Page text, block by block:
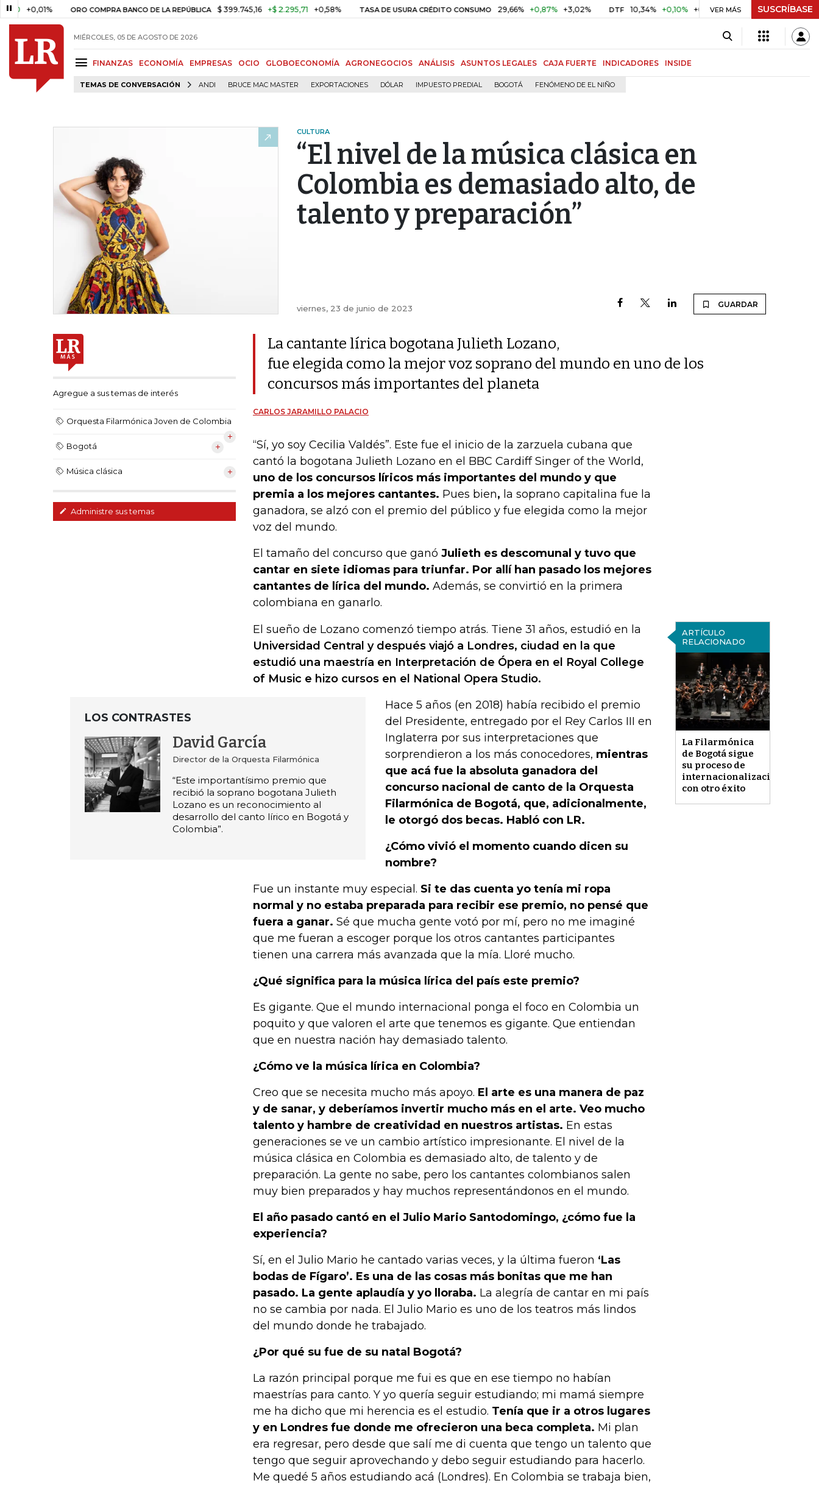
ORO COMPRA BANCO DE LA REPÚBLICA $ 399.745,16 +$ 2.295,71 +0,58% TASA DE USURA CRÉDITO CONSUMO 29,66% +0,87% +3,02% DTF 10,34% +0,10% +0,98% UVR $ 416,86 +$ 0,05
VER MÁS SUSCRÍBASE
MIÉRCOLES, 05 DE AGOSTO DE 2026
FINANZAS ECONOMÍA EMPRESAS OCIO GLOBOECONOMÍA AGRONEGOCIOS ANÁLISIS ASUNTOS LEGALES CAJA FUERTE INDICADORES INSIDE
TEMAS DE CONVERSACIÓN ANDI BRUCE MAC MASTER EXPORTACIONES DÓLAR IMPUESTO PREDIAL BOGOTÁ FENÓMENO DE EL NIÑO
CULTURA
“El nivel de la música clásica en
Colombia es demasiado alto, de
talento y preparación”
viernes, 23 de junio de 2023 GUARDAR
Agregue a sus temas de interés
Orquesta Filarmónica Joven de Colombia
Bogotá
Música clásica
Administre sus temas
La cantante lírica bogotana Julieth Lozano,
fue elegida como la mejor voz soprano del mundo en uno de los
concursos más importantes del planeta
CARLOS JARAMILLO PALACIO
“Sí, yo soy Cecilia Valdés”. Este fue el inicio de la zarzuela cubana que
cantó la bogotana Julieth Lozano en el BBC Cardiff Singer of the World,
uno de los concursos líricos más importantes del mundo y que
premia a los mejores cantantes. Pues bien, la soprano capitalina fue la
ganadora, se alzó con el premio del público y fue elegida como la mejor
voz del mundo.
El tamaño del concurso que ganó Julieth es descomunal y tuvo que
cantar en siete idiomas para triunfar. Por allí han pasado los mejores
cantantes de lírica del mundo. Además, se convirtió en la primera
colombiana en ganarlo.
ARTÍCULO
RELACIONADO
La Filarmónica
de Bogotá sigue
su proceso de
internacionalización
con otro éxito
El sueño de Lozano comenzó tiempo atrás. Tiene 31 años, estudió en la
Universidad Central y después viajó a Londres, ciudad en la que
estudió una maestría en Interpretación de Ópera en el Royal College
of Music e hizo cursos en el National Opera Studio.
LOS CONTRASTES
David García
Director de la Orquesta Filarmónica
“Este importantísimo premio que
recibió la soprano bogotana Julieth
Lozano es un reconocimiento al
desarrollo del canto lírico en Bogotá y
Colombia”.
Hace 5 años (en 2018) había recibido el premio
del Presidente, entregado por el Rey Carlos III en
Inglaterra por sus interpretaciones que
sorprendieron a los más conocedores, mientras
que acá fue la absoluta ganadora del
concurso nacional de canto de la Orquesta
Filarmónica de Bogotá, que, adicionalmente,
le otorgó dos becas. Habló con LR.
¿Cómo vivió el momento cuando dicen su
nombre?
Fue un instante muy especial. Si te das cuenta yo tenía mi ropa
normal y no estaba preparada para recibir ese premio, no pensé que
fuera a ganar. Sé que mucha gente votó por mí, pero no me imaginé
que me fueran a escoger porque los otros cantantes participantes
tienen una carrera más avanzada que la mía. Lloré mucho.
¿Qué significa para la música lírica del país este premio?
Es gigante. Que el mundo internacional ponga el foco en Colombia un
poquito y que valoren el arte que tenemos es gigante. Que entiendan
que en nuestra nación hay demasiado talento.
¿Cómo ve la música lírica en Colombia?
Creo que se necesita mucho más apoyo. El arte es una manera de paz
y de sanar, y deberíamos invertir mucho más en el arte. Veo mucho
talento y hambre de creatividad en nuestros artistas. En estas
generaciones se ve un cambio artístico impresionante. El nivel de la
música clásica en Colombia es demasiado alto, de talento y de
preparación. La gente no sabe, pero los cantantes colombianos salen
muy bien preparados y hay muchos representándonos en el mundo.
El año pasado cantó en el Julio Mario Santodomingo, ¿cómo fue la
experiencia?
Sí, en el Julio Mario he cantado varias veces, y la última fueron ‘Las
bodas de Fígaro’. Es una de las cosas más bonitas que me han
pasado. La gente aplaudía y yo lloraba. La alegría de cantar en mi país
no se cambia por nada. El Julio Mario es uno de los teatros más lindos
del mundo donde he trabajado.
¿Por qué su fue de su natal Bogotá?
La razón principal porque me fui es que en ese tiempo no habían
maestrías para canto. Y yo quería seguir estudiando; mi mamá siempre
me ha dicho que mi herencia es el estudio. Tenía que ir a otros lugares
y en Londres fue donde me ofrecieron una beca completa. Mi plan
era regresar, pero desde que salí me di cuenta que tengo un talento que
tengo que seguir aprovechando y debo seguir estudiando para hacerlo.
Me quedé 5 años estudiando acá (Londres). En Colombia se trabaja bien,